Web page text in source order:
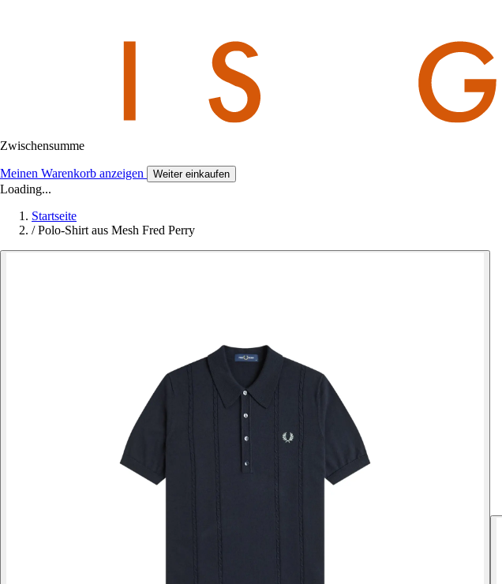
Zwischensumme
Meinen Warenkorb anzeigen Weiter einkaufen
Loading...
Startseite
/ Polo-Shirt aus Mesh Fred Perry